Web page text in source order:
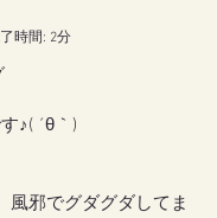
時間: 2分
♪( ´θ｀)
風邪でグダグダしてま